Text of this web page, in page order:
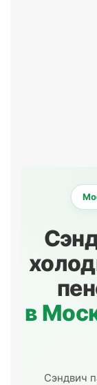
в
Сэндвич